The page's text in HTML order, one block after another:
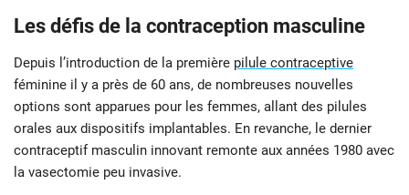
Les défis de la contraception masculine
Depuis l’introduction de la première pilule contraceptive
féminine il y a près de 60 ans, de nombreuses nouvelles
options sont apparues pour les femmes, allant des pilules
orales aux dispositifs implantables. En revanche, le dernier
contraceptif masculin innovant remonte aux années 1980 avec
la vasectomie peu invasive.